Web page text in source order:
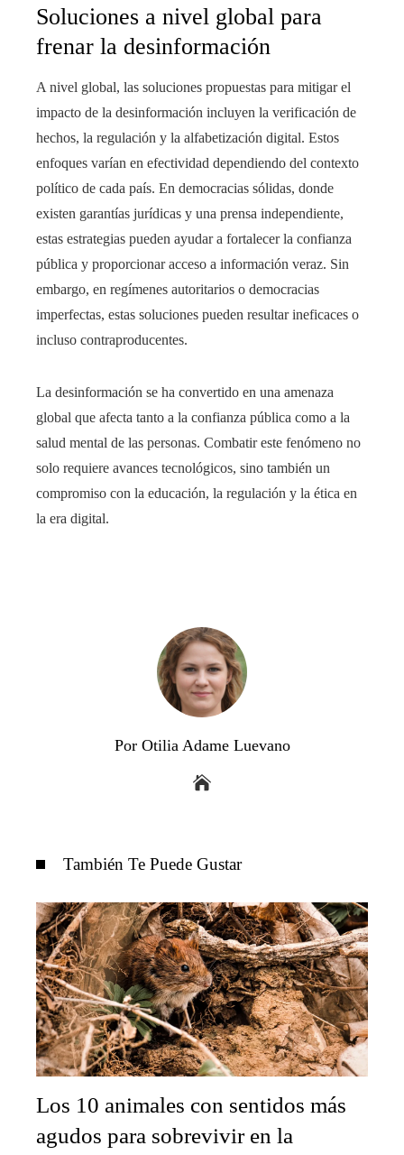
Soluciones a nivel global para
frenar la desinformación
A nivel global, las soluciones propuestas para mitigar el
impacto de la desinformación incluyen la verificación de
hechos, la regulación y la alfabetización digital. Estos
enfoques varían en efectividad dependiendo del contexto
político de cada país. En democracias sólidas, donde
existen garantías jurídicas y una prensa independiente,
estas estrategias pueden ayudar a fortalecer la confianza
pública y proporcionar acceso a información veraz. Sin
embargo, en regímenes autoritarios o democracias
imperfectas, estas soluciones pueden resultar ineficaces o
incluso contraproducentes.
La desinformación se ha convertido en una amenaza
global que afecta tanto a la confianza pública como a la
salud mental de las personas. Combatir este fenómeno no
solo requiere avances tecnológicos, sino también un
compromiso con la educación, la regulación y la ética en
la era digital.
Por Otilia Adame Luevano
También Te Puede Gustar
Los 10 animales con sentidos más
agudos para sobrevivir en la